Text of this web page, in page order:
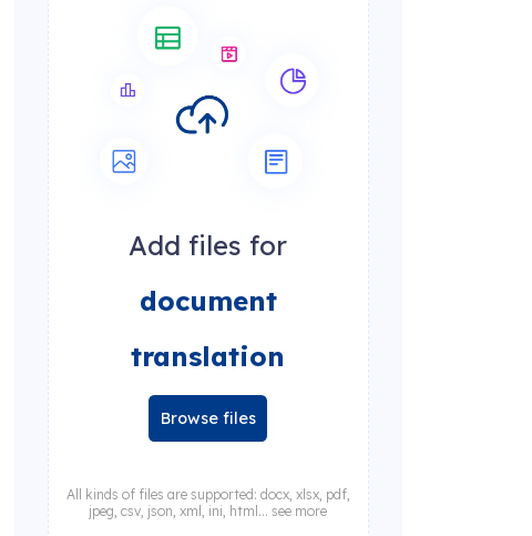
Add files for
document
translation
Browse files
All kinds of files are supported: docx, xlsx, pdf,
jpeg, csv, json, xml, ini, html... see more